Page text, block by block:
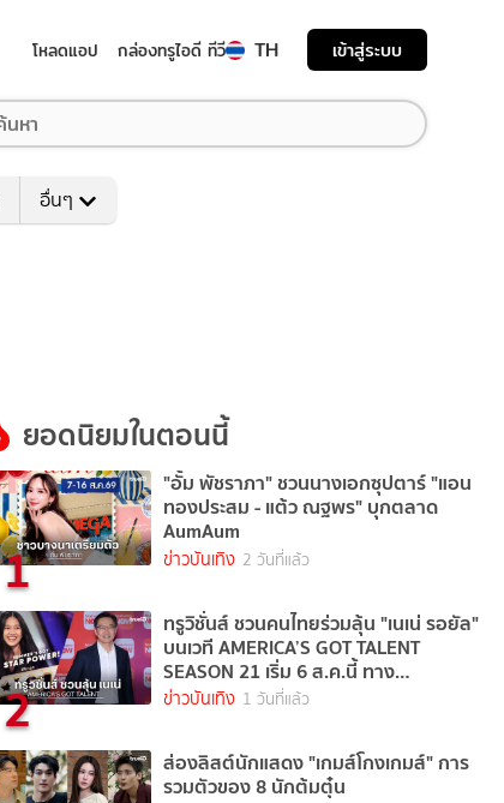
โหลดแอป กล่องทรูไอดี ทีวี TH เข้าสู่ระบบ
อื่นๆ
ยอดนิยมในตอนนี้
1
"อั้ม พัชราภา" ชวนนางเอกซุปตาร์ "แอน
ทองประสม - แต้ว ณฐพร" บุกตลาด
AumAum
ข่าวบันเทิง 2 วันที่แล้ว
2
ทรูวิชั่นส์ ชวนคนไทยร่วมลุ้น "เนเน่ รอยัล"
บนเวที AMERICA’S GOT TALENT
SEASON 21 เริ่ม 6 ส.ค.นี้ ทาง
TrueVisions NOW
ข่าวบันเทิง 1 วันที่แล้ว
ส่องลิสต์นักแสดง "เกมส์โกงเกมส์" การ
รวมตัวของ 8 นักต้มตุ๋น